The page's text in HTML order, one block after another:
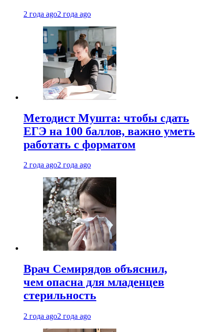
2 года ago2 года ago
Методист Мушта: чтобы сдать
ЕГЭ на 100 баллов, важно уметь
работать с форматом
2 года ago2 года ago
Врач Семирядов объяснил,
чем опасна для младенцев
стерильность
2 года ago2 года ago